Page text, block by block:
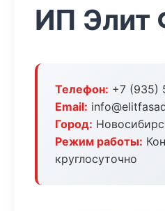
ИП Элит
Телефон: +7 (935)
Email:
Город:
Режим работы:
круглосуточно